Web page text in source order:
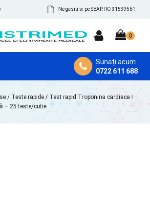
Ne gasiti si pe SEAP. RO 31539561
Sunați acum
0722 611 688
/ Teste rapide / Test rapid Troponina cardiaca I
– 25 teste/cutie